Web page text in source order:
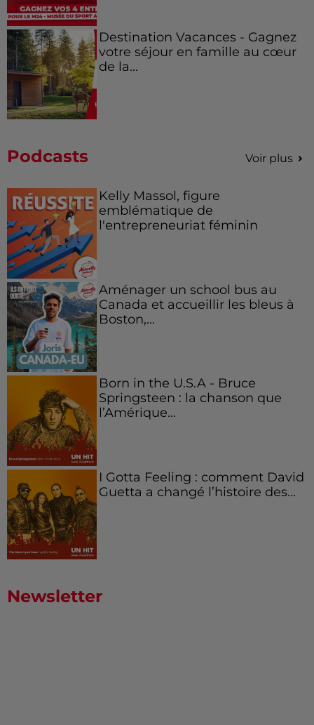
Destination Vacances - Gagnez
votre séjour en famille au cœur
de la...
Podcasts Voir plus
Kelly Massol, figure
emblématique de
l'entrepreneuriat féminin
Aménager un school bus au
Canada et accueillir les bleus à
Boston,...
Born in the U.S.A - Bruce
Springsteen : la chanson que
l’Amérique...
I Gotta Feeling : comment David
Guetta a changé l’histoire des...
Newsletter